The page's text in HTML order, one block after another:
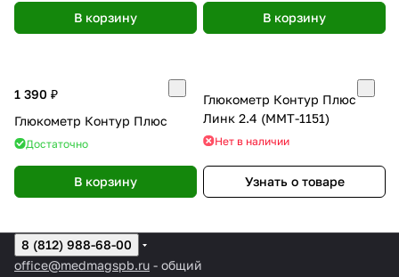
В корзину В корзину
1 390 ₽
Глюкометр Контур Плюс
Достаточно
В корзину
Глюкометр Контур Плюс
Линк 2.4 (ММТ-1151)
Нет в наличии
Узнать о товаре
8 (812) 988-68-00
office@medmagspb.ru - общий